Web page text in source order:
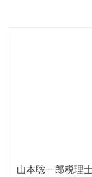
山本聡一郎税理